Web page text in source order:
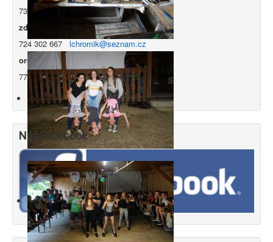
731 083 023 marta.kosi@seznam.cz
zdravotník tábora - Ing. Luděk Chromík
724 302 667
lchromik@seznam.cz
organizátor tábora - Petr Tichý
777 742 949 tichy@profipodlahy.cz
Náš Facebook